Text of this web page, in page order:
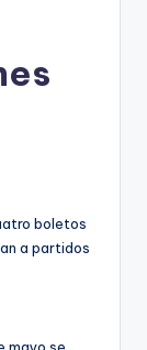
boletos
a partidos